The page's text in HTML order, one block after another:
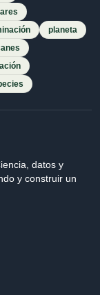
planeta
datos y
y construir un